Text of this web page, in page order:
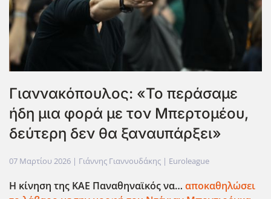
Γιαννακόπουλος: «Το περάσαμε
ήδη μια φορά με τον Μπερτομέου,
δεύτερη δεν θα ξαναυπάρξει»
07 Μαρτίου 2026 | Γιάννης Γιαννουδάκης | Euroleague
Η κίνηση της ΚΑΕ Παναθηναϊκός να… αποκαθηλώσει